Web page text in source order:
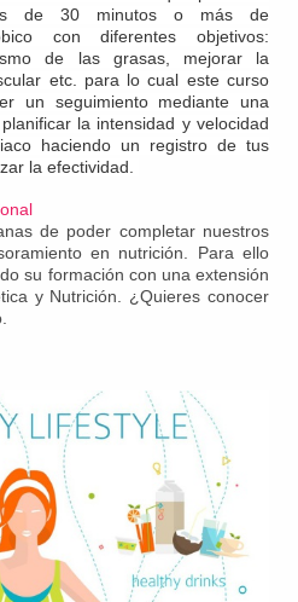
de 30 minutos o más de
con diferentes objetivos:
de las grasas, mejorar la
etc. para lo cual este curso
un seguimiento mediante una
la intensidad y velocidad
haciendo un registro de tus
la efectividad.
de poder completar nuestros
en nutrición. Para ello
su formación con una extensión
y Nutrición. ¿Quieres conocer